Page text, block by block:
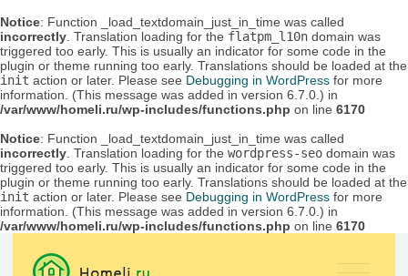
Notice: Function _load_textdomain_just_in_time was called
incorrectly . Translation loading for the flatpm_l10n domain was
triggered too early. This is usually an indicator for some code in the
plugin or theme running too early. Translations should be loaded at the
init action or later. Please see Debugging in WordPress for more
information. (This message was added in version 6.7.0.) in
/var/www/homeli.ru/wp-includes/functions.php on line 6170
Notice: Function _load_textdomain_just_in_time was called
incorrectly . Translation loading for the wordpress-seo domain was
triggered too early. This is usually an indicator for some code in the
plugin or theme running too early. Translations should be loaded at the
init action or later. Please see Debugging in WordPress for more
information. (This message was added in version 6.7.0.) in
/var/www/homeli.ru/wp-includes/functions.php on line 6170